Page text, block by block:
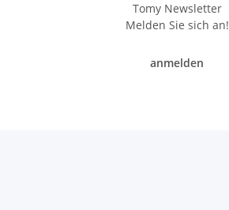
Tomy Newsletter
Melden Sie sich an!
anmelden